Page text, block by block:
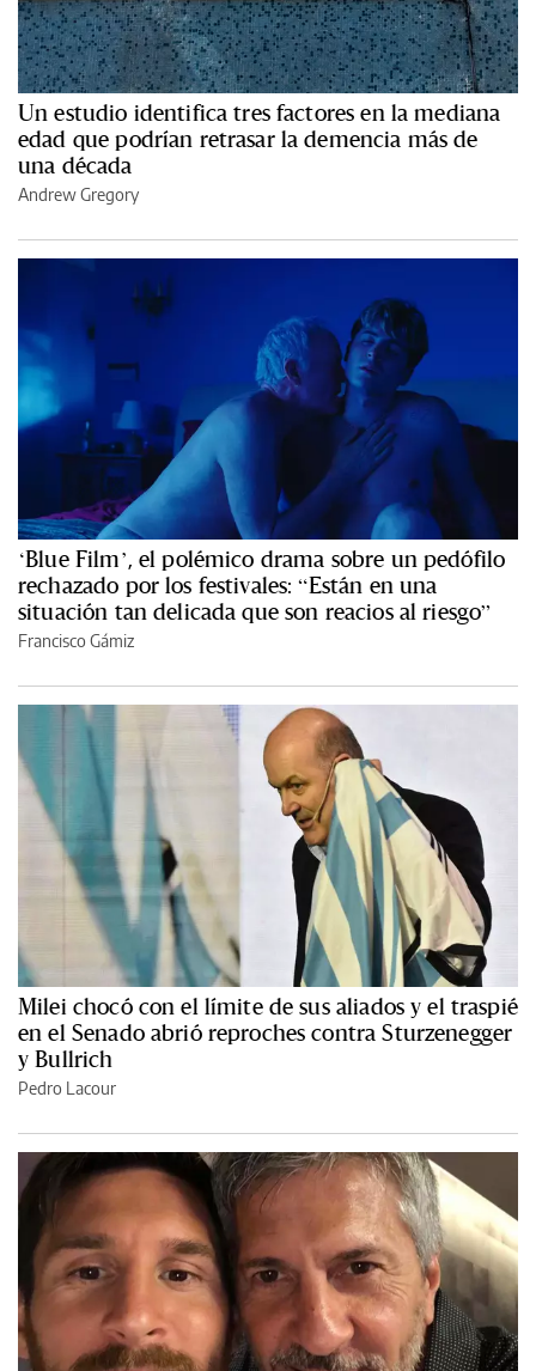
Un estudio identifica tres factores en la mediana
edad que podrían retrasar la demencia más de
una década
Andrew Gregory
‘Blue Film’, el polémico drama sobre un pedófilo
rechazado por los festivales: “Están en una
situación tan delicada que son reacios al riesgo”
Francisco Gámiz
Milei chocó con el límite de sus aliados y el traspié
en el Senado abrió reproches contra Sturzenegger
y Bullrich
Pedro Lacour